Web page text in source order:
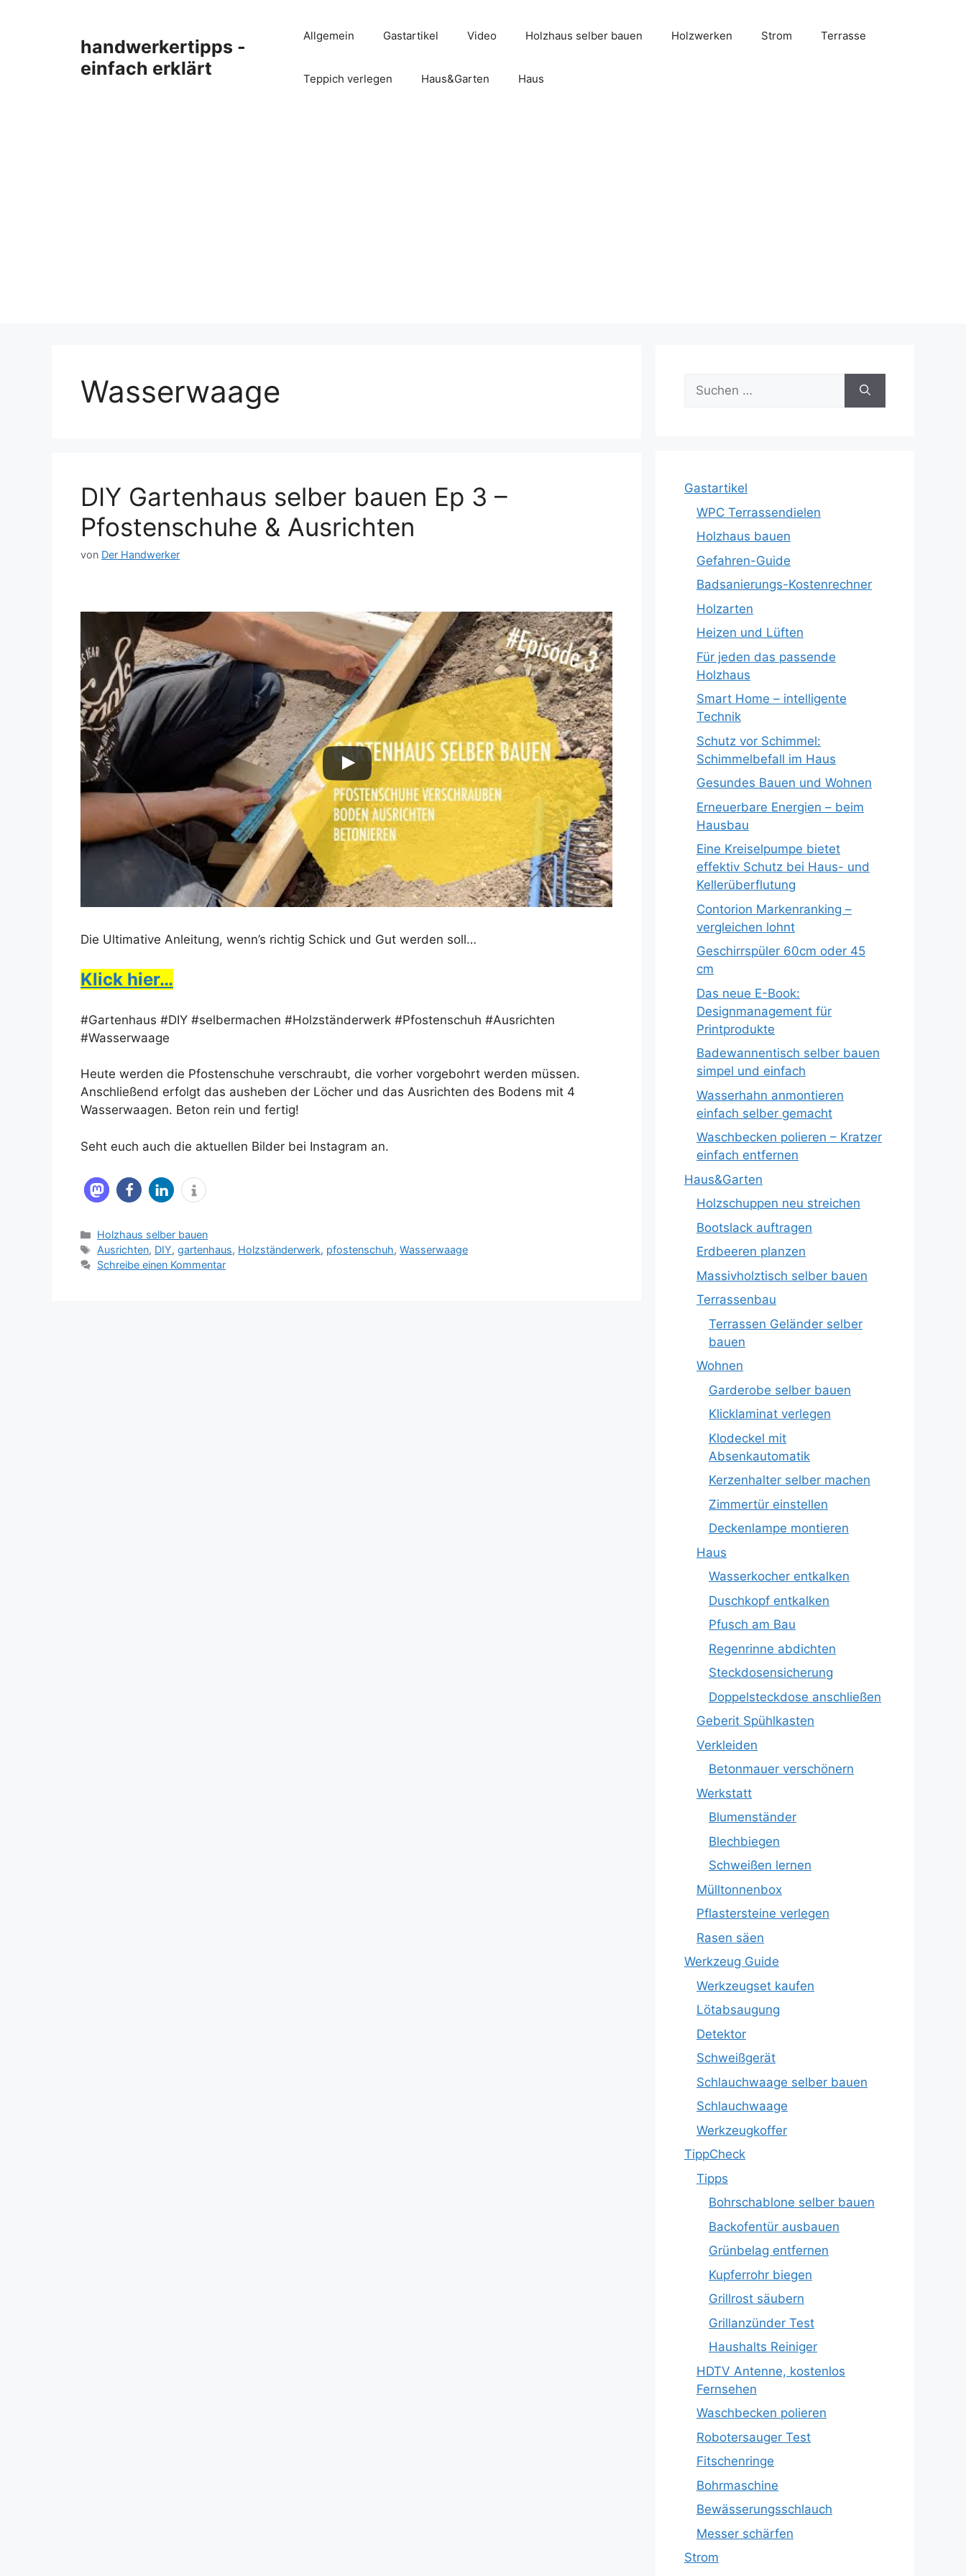
handwerkertipps -
einfach erklärt
Allgemein Gastartikel Video Holzhaus selber bauen Holzwerken Strom Terrasse
Teppich verlegen Haus&Garten Haus
Wasserwaage
DIY Gartenhaus selber bauen Ep 3 –
Pfostenschuhe & Ausrichten
von Der Handwerker
Dieses Video auf YouTube ansehen
Die Ultimative Anleitung, wenn’s richtig Schick und Gut werden soll…
Klick hier…
#Gartenhaus #DIY #selbermachen #Holzständerwerk #Pfostenschuh #Ausrichten
#Wasserwaage
Heute werden die Pfostenschuhe verschraubt, die vorher vorgebohrt werden müssen.
Anschließend erfolgt das ausheben der Löcher und das Ausrichten des Bodens mit 4
Wasserwaagen. Beton rein und fertig!
Seht euch auch die aktuellen Bilder bei Instagram an.
Kategorien
Holzhaus selber bauen
Schlagwörter
Ausrichten, DIY,gartenhaus, Holzständerwerk, pfostenschuh,Wasserwaage
Schreibe einen Kommentar
Suche
nach:
Gastartikel
WPC Terrassendielen
Holzhaus bauen
Gefahren-Guide
Badsanierungs-Kostenrechner
Holzarten
Heizen und Lüften
Für jeden das passende
Holzhaus
Smart Home – intelligente
Technik
Schutz vor Schimmel:
Schimmelbefall im Haus
Gesundes Bauen und Wohnen
Erneuerbare Energien – beim
Hausbau
Eine Kreiselpumpe bietet
effektiv Schutz bei Haus- und
Kellerüberflutung
Contorion Markenranking –
vergleichen lohnt
Geschirrspüler 60cm oder 45
cm
Das neue E-Book:
Designmanagement für
Printprodukte
Badewannentisch selber bauen
simpel und einfach
Wasserhahn anmontieren
einfach selber gemacht
Waschbecken polieren – Kratzer
einfach entfernen
Haus&Garten
Holzschuppen neu streichen
Bootslack auftragen
Erdbeeren planzen
Massivholztisch selber bauen
Terrassenbau
Terrassen Geländer selber
bauen
Wohnen
Garderobe selber bauen
Klicklaminat verlegen
Klodeckel mit
Absenkautomatik
Kerzenhalter selber machen
Zimmertür einstellen
Deckenlampe montieren
Haus
Wasserkocher entkalken
Duschkopf entkalken
Pfusch am Bau
Regenrinne abdichten
Steckdosensicherung
Doppelsteckdose anschließen
Geberit Spühlkasten
Verkleiden
Betonmauer verschönern
Werkstatt
Blumenständer
Blechbiegen
Schweißen lernen
Mülltonnenbox
Pflastersteine verlegen
Rasen säen
Werkzeug Guide
Werkzeugset kaufen
Lötabsaugung
Detektor
Schweißgerät
Schlauchwaage selber bauen
Schlauchwaage
Werkzeugkoffer
TippCheck
Tipps
Bohrschablone selber bauen
Backofentür ausbauen
Grünbelag entfernen
Kupferrohr biegen
Grillrost säubern
Grillanzünder Test
Haushalts Reiniger
HDTV Antenne, kostenlos
Fernsehen
Waschbecken polieren
Robotersauger Test
Fitschenringe
Bohrmaschine
Bewässerungsschlauch
Messer schärfen
Strom